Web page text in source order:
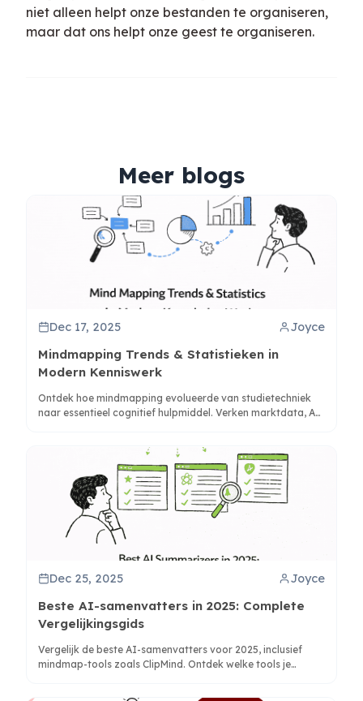
niet alleen helpt onze bestanden te organiseren,
maar dat ons helpt onze geest te organiseren.
Meer blogs
Dec 17, 2025 Joyce
Mindmapping Trends & Statistieken in
Modern Kenniswerk
Ontdek hoe mindmapping evolueerde van studietechniek
naar essentieel cognitief hulpmiddel. Verken marktdata, AI-
Dec 25, 2025 Joyce
Beste AI-samenvatters in 2025: Complete
Vergelijkingsgids
Vergelijk de beste AI-samenvatters voor 2025, inclusief
mindmap-tools zoals ClipMind. Ontdek welke tools je